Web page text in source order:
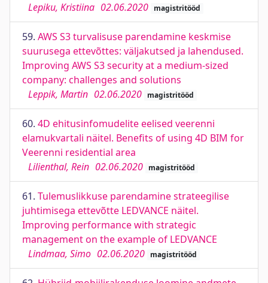
Lepiku, Kristiina 02.06.2020 magistritööd
59. AWS S3 turvalisuse parendamine keskmise
suurusega ettevõttes: väljakutsed ja lahendused.
Improving AWS S3 security at a medium-sized
company: challenges and solutions
Leppik, Martin 02.06.2020 magistritööd
60. 4D ehitusinfomudelite eelised veerenni
elamukvartali näitel. Benefits of using 4D BIM for
Veerenni residential area
Lilienthal, Rein 02.06.2020 magistritööd
61. Tulemuslikkuse parendamine strateegilise
juhtimisega ettevõtte LEDVANCE näitel.
Improving performance with strategic
management on the example of LEDVANCE
Lindmaa, Simo 02.06.2020 magistritööd